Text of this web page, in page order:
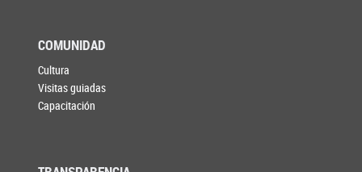
COMUNIDAD
Cultura
Visitas guiadas
Capacitación